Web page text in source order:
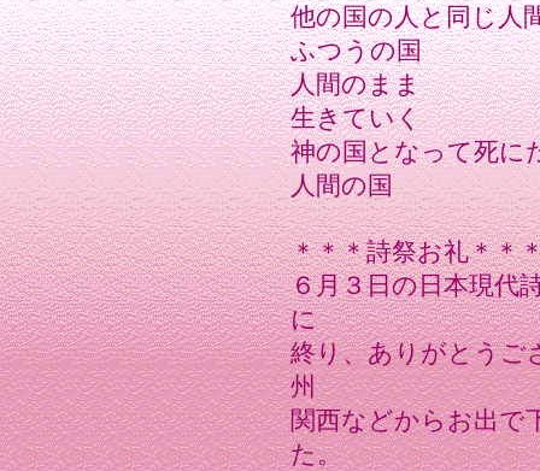
他の国の人と同じ人
ふつうの国
人間のまま
生きていく
神の国となって死に
人間の国
＊＊＊詩祭お礼＊＊
６月３日の日本現代
に
終り、ありがとうご
州
関西などからお出で
た。